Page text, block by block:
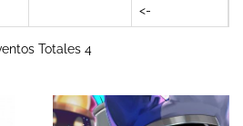
<-
Totales 4